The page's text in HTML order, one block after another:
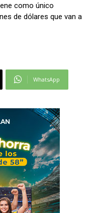
como único
de dólares que van a
WhatsApp